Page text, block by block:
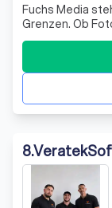
Fuchs Media
Grenzen. Ob
Media Content,
oder Content
Ideen professionell und
bis zu großen
8.